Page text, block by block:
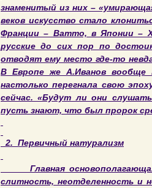
знаменитый из них –
веков искусство стало
Франции – Ватто, в Японии –
русские до сих пор по
отводят ему место где-то
В Европе же А.Иванов вообще
настолько перегнала свою
сейчас. «Будут ли они
пусть знают, что был пророк
2. Первичный натурализм
Главная основополагающая
слитность, неотделенность и